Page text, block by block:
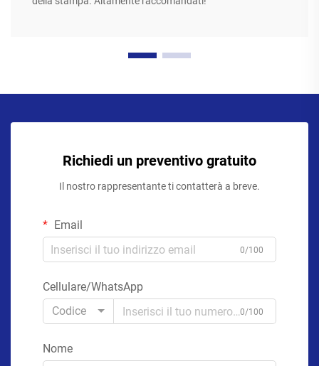
Richiedi un preventivo gratuito
Il nostro rappresentante ti contatterà a breve.
Email
0/100
Cellulare/WhatsApp
Codice
0/100
Nome